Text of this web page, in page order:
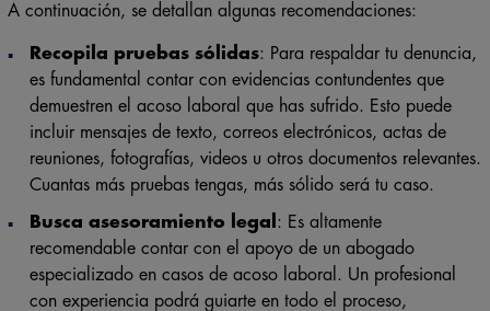
A continuación, se detallan algunas recomendaciones:
Recopila pruebas sólidas: Para respaldar tu denuncia,
es fundamental contar con evidencias contundentes que
demuestren el acoso laboral que has sufrido. Esto puede
incluir mensajes de texto, correos electrónicos, actas de
reuniones, fotografías, videos u otros documentos relevantes.
Cuantas más pruebas tengas, más sólido será tu caso.
Busca asesoramiento legal : Es altamente
recomendable contar con el apoyo de un abogado
especializado en casos de acoso laboral. Un profesional
con experiencia podrá guiarte en todo el proceso,